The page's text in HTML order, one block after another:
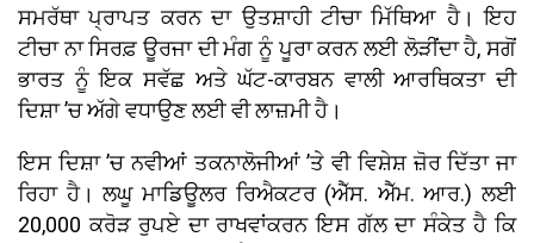
ਸਮਰੱਥਾ ਪ੍ਰਾਪਤ ਕਰਨ ਦਾ ਉਤਸ਼ਾਹੀ ਟੀਚਾ ਮਿੱਥਿਆ ਹੈ। ਇਹ
ਟੀਚਾ ਨਾ ਸਿਰਫ਼ ਊਰਜਾ ਦੀ ਮੰਗ ਨੂੰ ਪੂਰਾ ਕਰਨ ਲਈ ਲੋੜੀਂਦਾ ਹੈ, ਸਗੋਂ
ਭਾਰਤ ਨੂੰ ਇਕ ਸਵੱਛ ਅਤੇ ਘੱਟ-ਕਾਰਬਨ ਵਾਲੀ ਆਰਥਿਕਤਾ ਦੀ
ਦਿਸ਼ਾ ’ਚ ਅੱਗੇ ਵਧਾਉਣ ਲਈ ਵੀ ਲਾਜ਼ਮੀ ਹੈ।
ਇਸ ਦਿਸ਼ਾ ’ਚ ਨਵੀਆਂ ਤਕਨਾਲੋਜੀਆਂ ’ਤੇ ਵੀ ਵਿਸ਼ੇਸ਼ ਜ਼ੋਰ ਦਿੱਤਾ ਜਾ
ਰਿਹਾ ਹੈ। ਲਘੂ ਮਾਡਿਊਲਰ ਰਿਐਕਟਰ (ਐੱਸ. ਐੱਮ. ਆਰ.) ਲਈ
20,000 ਕਰੋੜ ਰੁਪਏ ਦਾ ਰਾਖਵਾਂਕਰਨ ਇਸ ਗੱਲ ਦਾ ਸੰਕੇਤ ਹੈ ਕਿ